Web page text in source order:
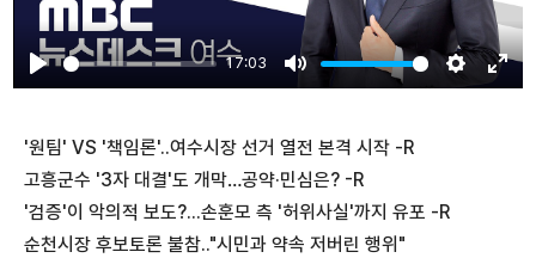
Play
17:03
Mute Settings
'원팀' VS '책임론'..여수시장 선거 열전 본격 시작 -R
고흥군수 '3자 대결'도 개막…공약·민심은? -R
'검증'이 악의적 보도?...손훈모 측 '허위사실'까지 유포 -R
순천시장 후보토론 불참.."시민과 약속 저버린 행위"